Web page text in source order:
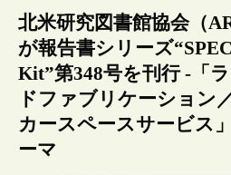
北米研究図書館協会（
が報告書シリーズ“SPEC
Kit”第348号を刊行 -「
ドファブリケーション
カースペースサービス
ーマ